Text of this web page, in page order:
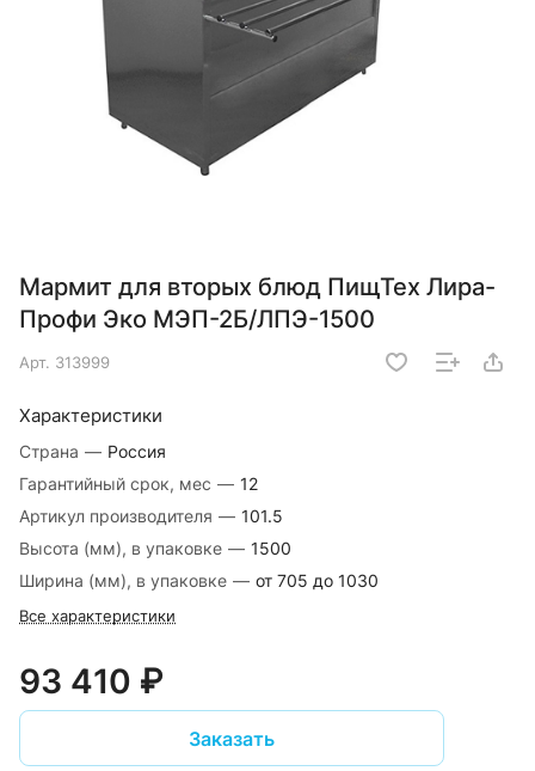
Мармит для вторых блюд ПищТех Лира-
Профи Эко МЭП-2Б/ЛПЭ-1500
Арт. 313999
Характеристики
Страна — Россия
Гарантийный срок, мес — 12
Артикул производителя — 101.5
Высота (мм), в упаковке — 1500
Ширина (мм), в упаковке — от 705 до 1030
Все характеристики
93 410 ₽
Заказать